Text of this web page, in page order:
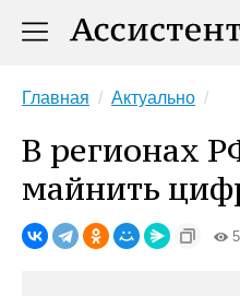
Главная Актуально
В регионах
майнить